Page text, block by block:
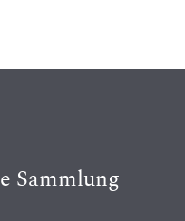
Sammlung